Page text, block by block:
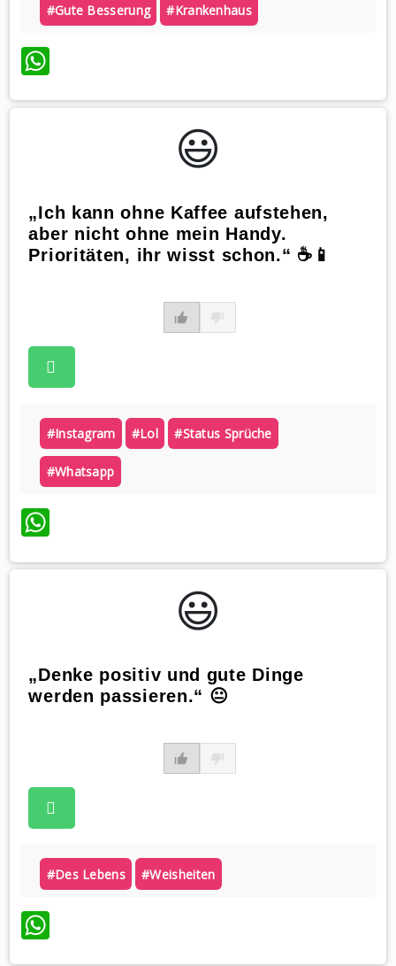
#gute Besserung #krankenhaus
WhatsApp
😃️
„Ich kann ohne Kaffee aufstehen,
aber nicht ohne mein Handy.
Prioritäten, ihr wisst schon.“ ☕📱
#instagram #lol #status Sprüche
#whatsapp
WhatsApp
😃️
„Denke positiv und gute Dinge
werden passieren.“ 😐
#des Lebens #weisheiten
WhatsApp